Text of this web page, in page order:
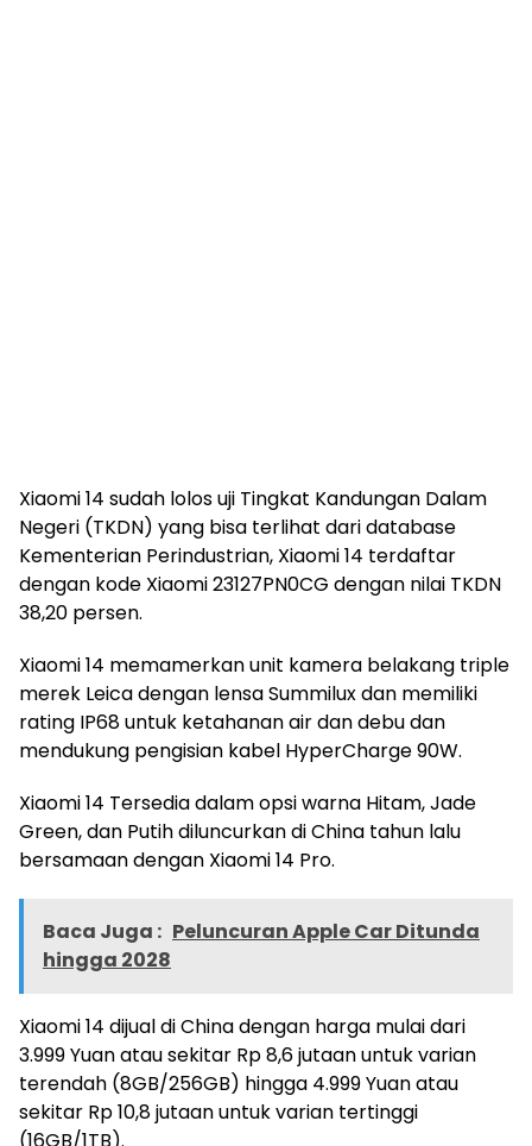
Xiaomi 14 sudah lolos uji Tingkat Kandungan Dalam
Negeri (TKDN) yang bisa terlihat dari database
Kementerian Perindustrian, Xiaomi 14 terdaftar
dengan kode Xiaomi 23127PN0CG dengan nilai TKDN
38,20 persen.
Xiaomi 14 memamerkan unit kamera belakang triple
merek Leica dengan lensa Summilux dan memiliki
rating IP68 untuk ketahanan air dan debu dan
mendukung pengisian kabel HyperCharge 90W.
Xiaomi 14 Tersedia dalam opsi warna Hitam, Jade
Green, dan Putih diluncurkan di China tahun lalu
bersamaan dengan Xiaomi 14 Pro.
Baca Juga : Peluncuran Apple Car Ditunda
hingga 2028
Xiaomi 14 dijual di China dengan harga mulai dari
3.999 Yuan atau sekitar Rp 8,6 jutaan untuk varian
terendah (8GB/256GB) hingga 4.999 Yuan atau
sekitar Rp 10,8 jutaan untuk varian tertinggi
(16GB/1TB).